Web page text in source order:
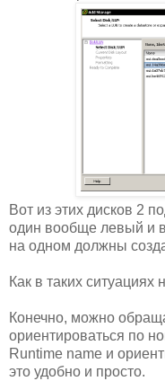
Вот из этих дисков 2
один вообще левый и
на одном должны
Как в таких ситуациях
Конечно, можно
ориентироваться по
Runtime name и
это удобно и просто.